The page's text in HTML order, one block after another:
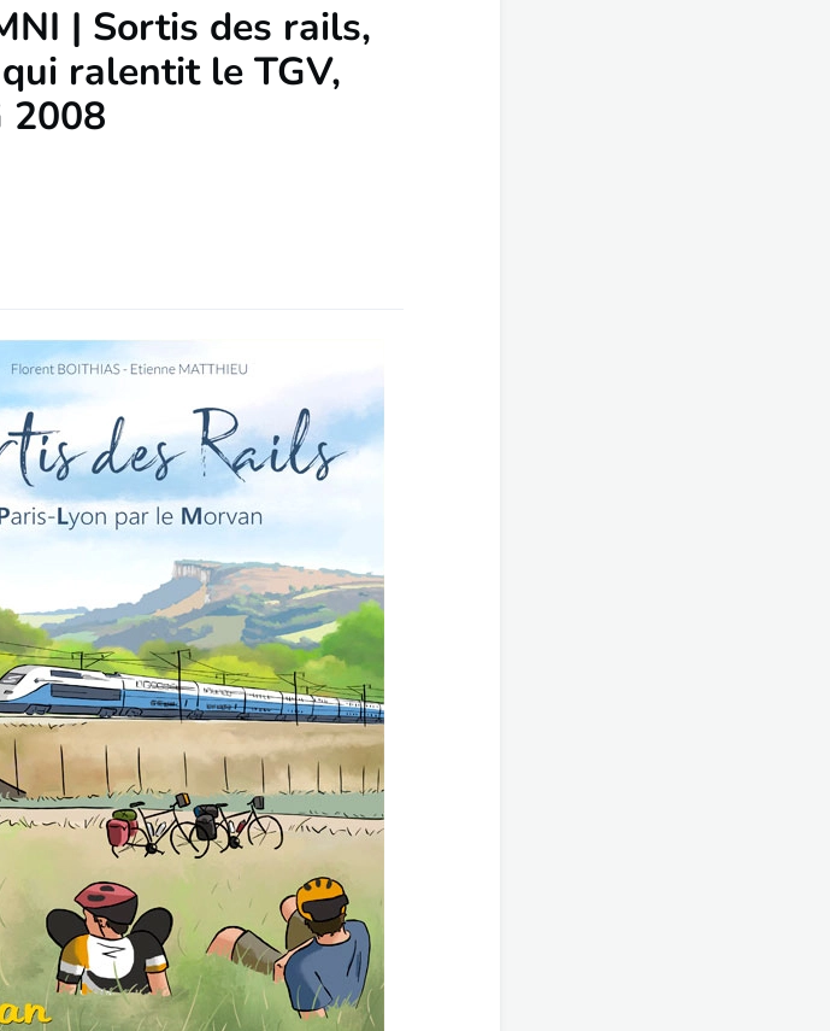
| Sortis des rails,
ralentit le TGV,
2008